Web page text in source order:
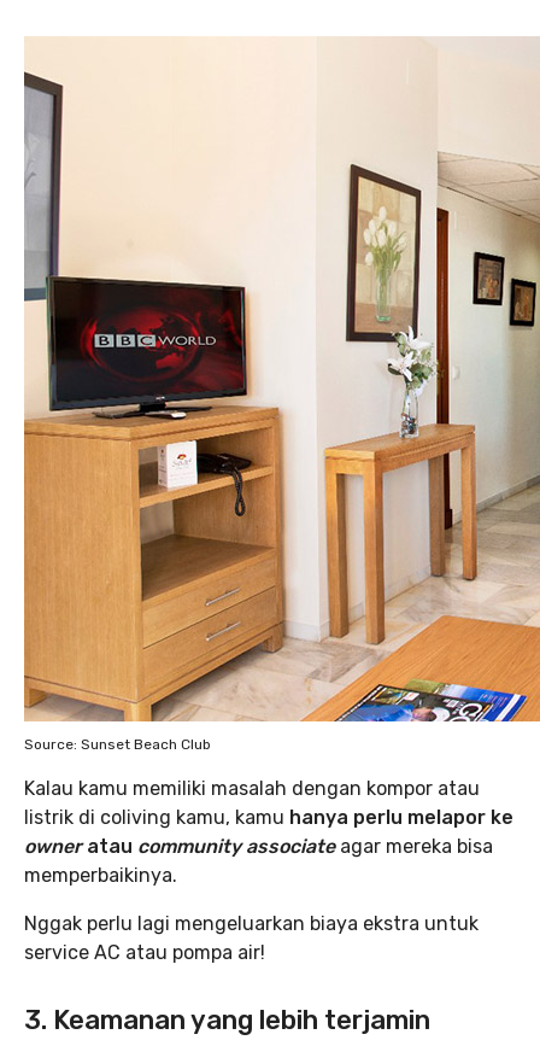
Source: Sunset Beach Club
Kalau kamu memiliki masalah dengan kompor atau
listrik di coliving kamu, kamu hanya perlu melapor ke
owneratau community associateagar mereka bisa
memperbaikinya.
Nggak perlu lagi mengeluarkan biaya ekstra untuk
service AC atau pompa air!
3. Keamanan yang lebih terjamin